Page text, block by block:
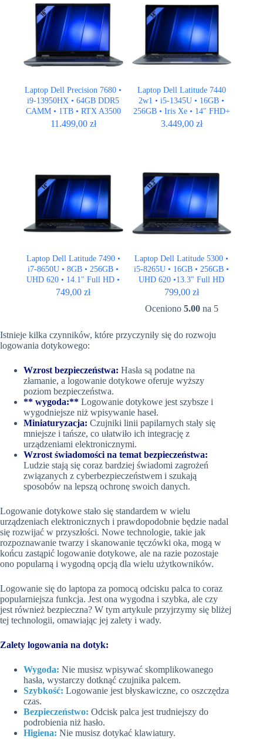
Laptop Dell Precision 7680 •
i9-13950HX • 64GB DDR5
CAMM • 1TB • RTX A3500
Ada 12GB • 16″ FHD+
11.499,00 zł
Laptop Dell Latitude 7440
2w1 • i5-1345U • 16GB •
256GB • Iris Xe • 14″ FHD+
• BOX
3.449,00 zł
Laptop Dell Latitude 7490 •
i7-8650U • 8GB • 256GB •
UHD 620 • 14.1″ Full HD •
QWERTY US
749,00zł
Laptop Dell Latitude 5300 •
i5-8265U • 16GB • 256GB •
UHD 620 •13.3″ Full HD
799,00 zł
Oceniono 5.00na 5
Istnieje kilka czynników, które przyczyniły się do rozwoju
logowania dotykowego:
Wzrost bezpieczeństwa: Hasła są podatne na
złamanie, a logowanie dotykowe oferuje wyższy
poziom bezpieczeństwa.
** wygoda:** Logowanie dotykowe jest szybsze i
wygodniejsze niż wpisywanie haseł.
Miniaturyzacja: Czujniki linii papilarnych stały się
mniejsze i tańsze, co ułatwiło ich integrację z
urządzeniami elektronicznymi.
Wzrost świadomości na temat bezpieczeństwa:
Ludzie stają się coraz bardziej świadomi zagrożeń
związanych z cyberbezpieczeństwem i szukają
sposobów na lepszą ochronę swoich danych.
Logowanie dotykowe stało się standardem w wielu
urządzeniach elektronicznych i prawdopodobnie będzie nadal
się rozwijać w przyszłości. Nowe technologie, takie jak
rozpoznawanie twarzy i skanowanie tęczówki oka, mogą w
końcu zastąpić logowanie dotykowe, ale na razie pozostaje
ono popularną i wygodną opcją dla wielu użytkowników.
Logowanie się do laptopa za pomocą odcisku palca to coraz
popularniejsza funkcja. Jest ona wygodna i szybka, ale czy
jest również bezpieczna? W tym artykule przyjrzymy się bliżej
tej technologii, omawiając jej zalety i wady.
Zalety logowania na dotyk:
Wygoda: Nie musisz wpisywać skomplikowanego
hasła, wystarczy dotknąć czujnika palcem.
Szybkość: Logowanie jest błyskawiczne, co oszczędza
czas.
Bezpieczeństwo: Odcisk palca jest trudniejszy do
podrobienia niż hasło.
Higiena: Nie musisz dotykać klawiatury.